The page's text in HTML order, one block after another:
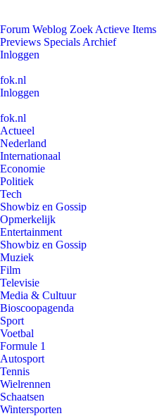
Forum Weblog Zoek Actieve Items
Previews Specials Archief
Inloggen
fok.nl
Inloggen
fok.nl
Actueel
Nederland
Internationaal
Economie
Politiek
Tech
Showbiz en Gossip
Opmerkelijk
Entertainment
Showbiz en Gossip
Muziek
Film
Televisie
Media & Cultuur
Bioscoopagenda
Sport
Voetbal
Formule 1
Autosport
Tennis
Wielrennen
Schaatsen
Wintersporten